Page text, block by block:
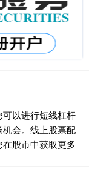
以进行短线杠杆
会。线上股票配
股市中获取更多